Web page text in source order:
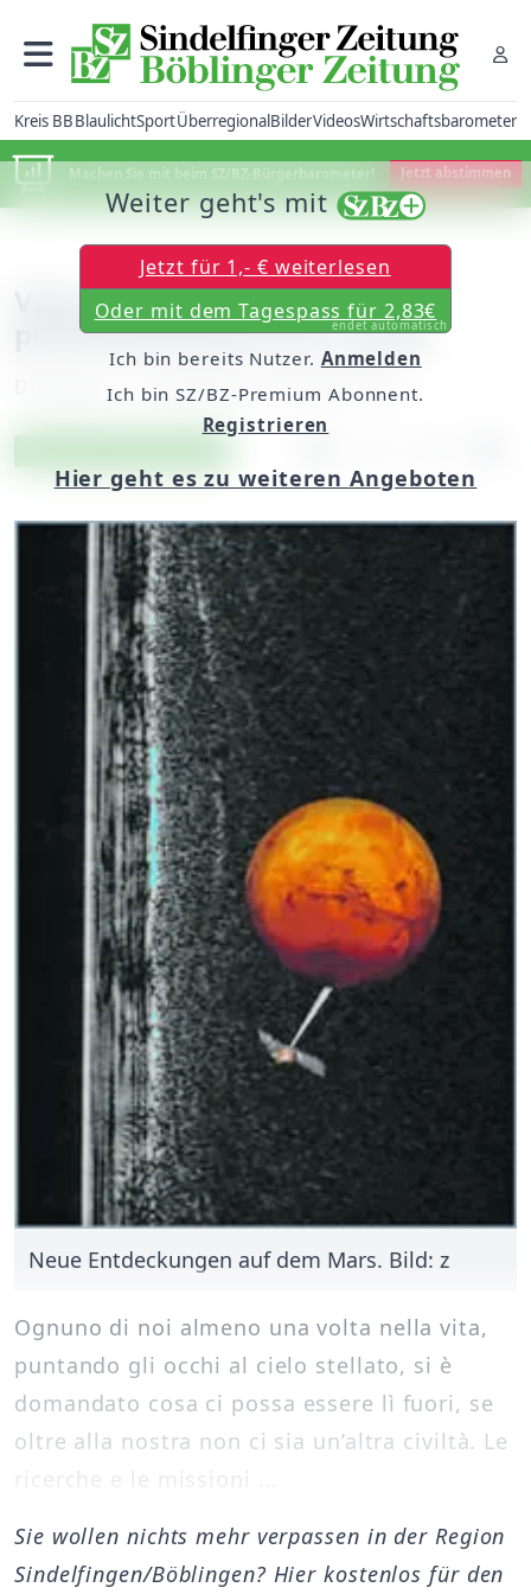
Kreis BBBlaulichtSportÜberregionalBilderVideosWirtschaftsbarometer
Machen Sie mit beim SZ/BZ-Bürgerbarometer! Jetzt abstimmen
Vita su Marte? Non
piu‘fantascienza ma realtà
Dienstag, 11. Dezember 2018, 06:00 Uhr
Neue Entdeckungen auf dem Mars. Bild: z
Ognuno di noi almeno una volta nella vita,
puntando gli occhi al cielo stellato, si è
domandato cosa ci possa essere lì fuori, se
oltre alla nostra non ci sia un’altra civiltà. Le
ricerche e le missioni ...
Weiter geht's mit
Jetzt für 1,- € weiterlesen
Oder mit dem Tagespass für 2,83€
endet automatisch
Ich bin bereits Nutzer. Anmelden
Ich bin SZ/BZ-Premium Abonnent.
Registrieren
Hier geht es zu weiteren Angeboten
Sie wollen nichts mehr verpassen in der Region
Sindelfingen/Böblingen? Hier kostenlos für den